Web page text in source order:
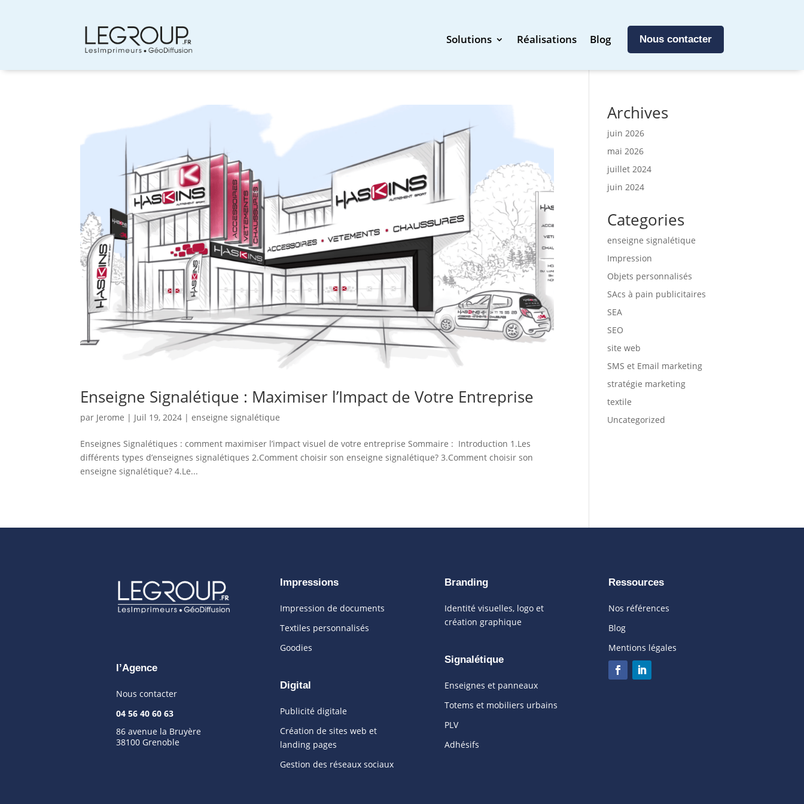
Solutions Réalisations Blog Nous contacter
Enseigne Signalétique : Maximiser l’Impact de Votre Entreprise
par Jerome | Juil 19, 2024 |enseigne signalétique
Enseignes Signalétiques : comment maximiser l’impact visuel de votre entreprise Sommaire : Introduction 1.Les
différents types d’enseignes signalétiques 2.Comment choisir son enseigne signalétique? 3.Comment choisir son
enseigne signalétique? 4.Le...
Archives
juin 2026
mai 2026
juillet 2024
juin 2024
Categories
enseigne signalétique
Impression
Objets personnalisés
SAcs à pain publicitaires
SEA
SEO
site web
SMS et Email marketing
stratégie marketing
textile
Uncategorized
l’Agence
Nous contacter
04 56 40 60 63
86 avenue la Bruyère
38100 Grenoble
Impressions
Impression de documents
Textiles personnalisés
Goodies
Digital
Publicité digitale
Création de sites web et
landing pages
Gestion des réseaux sociaux
Branding
Identité visuelles, logo et
création graphique
Signalétique
Enseignes et panneaux
Totems et mobiliers urbains
PLV
Adhésifs
Ressources
Nos références
Blog
Mentions légales